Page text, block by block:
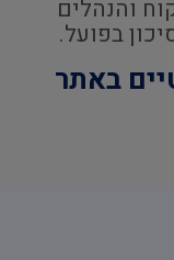
והנהלים
בפועל.
באתר